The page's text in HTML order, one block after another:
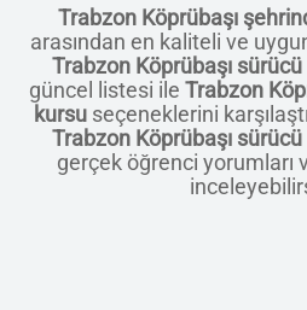
Trabzon Köprübaşı
arasından en kaliteli ve
Trabzon Köprübaşı
güncel listesi ile Trabzon
kursu seçeneklerini
Trabzon Köprübaşı
gerçek öğrenci yorumları